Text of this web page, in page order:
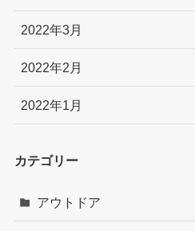
2022年3月
2022年2月
2022年1月
カテゴリー
アウトドア